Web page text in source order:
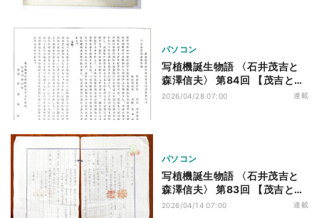
パソコン
写植機誕生物語 〈石井茂吉と
森澤信夫〉 第84回 【茂吉と信
夫】印刷界の応援
2026/04/28 07:00 連載
パソコン
写植機誕生物語 〈石井茂吉と
森澤信夫〉 第83回 【茂吉と信
夫】相次ぐ注文、売られる美術
2026/04/14 07:00 連載